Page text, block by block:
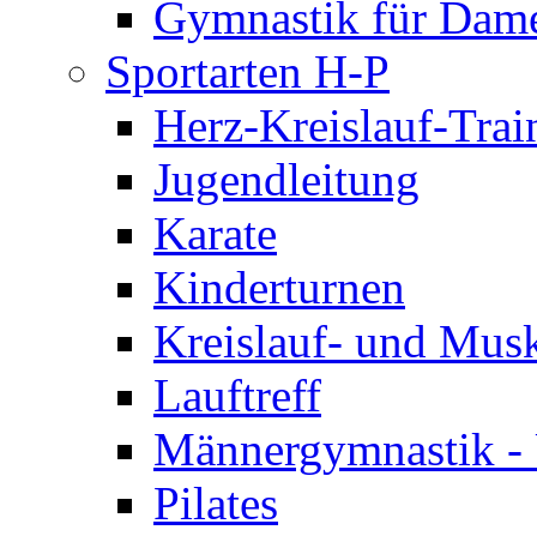
Gymnastik für
Sportarten H-P
Herz-Kreislauf-
Jugendleitung
Karate
Kinderturnen
Kreislauf- und
Lauftreff
Männergymnastik
Pilates